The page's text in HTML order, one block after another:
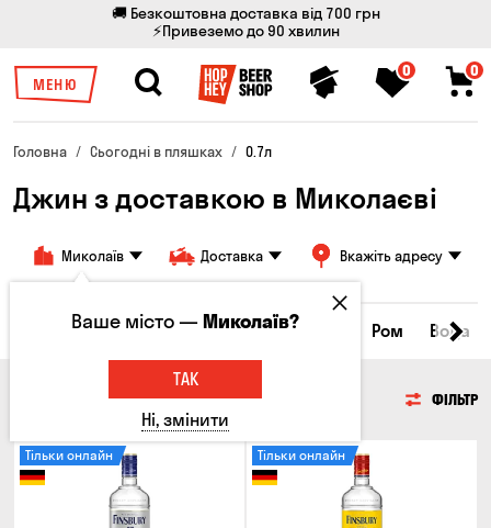
🚚 Безкоштовна доставка від 700 грн
⚡Привеземо до 90 хвилин
МЕНЮ
0 0
Головна Сьогодні в пляшках 0.7л
Джин з доставкою в Миколаєві
Миколаїв Доставка Вкажіть адресу
Коньяки та бренді Джин Текіла Ром Вода
ФІЛЬТР
Тільки онлайн Тільки онлайн
Ваше місто —Миколаїв?
ТАК
Ні, змінити